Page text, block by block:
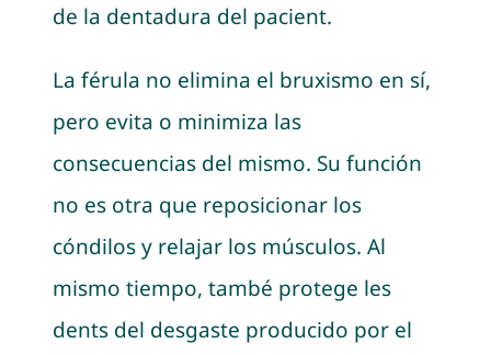
de la dentadura del pacient.
La férula no elimina el bruxismo en sí,
pero evita o minimiza las
consecuencias del mismo. Su función
no es otra que reposicionar los
cóndilos y relajar los músculos. Al
mismo tiempo, també protege les
dents del desgaste producido por el